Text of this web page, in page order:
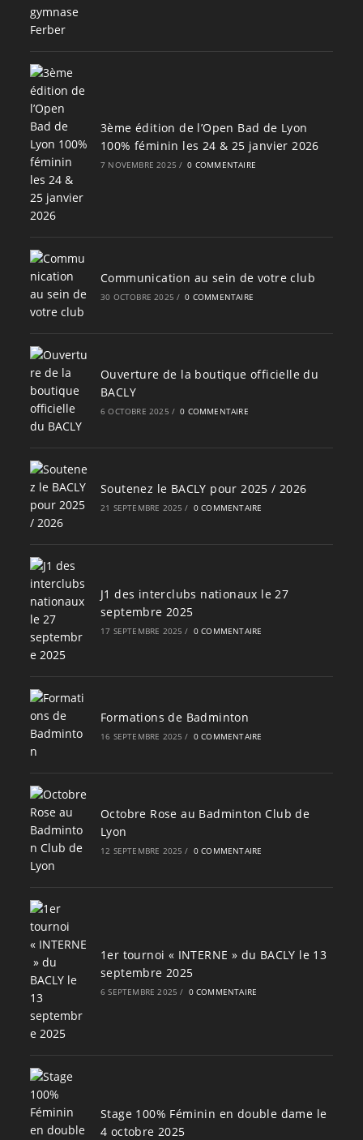
3ème édition de l’Open Bad de Lyon
100% féminin les 24 & 25 janvier 2026
7 NOVEMBRE 2025 / 0 COMMENTAIRE
Communication au sein de votre club
30 OCTOBRE 2025 / 0 COMMENTAIRE
Ouverture de la boutique officielle du
BACLY
6 OCTOBRE 2025 / 0 COMMENTAIRE
Soutenez le BACLY pour 2025 / 2026
21 SEPTEMBRE 2025 / 0 COMMENTAIRE
J1 des interclubs nationaux le 27
septembre 2025
17 SEPTEMBRE 2025 / 0 COMMENTAIRE
Formations de Badminton
16 SEPTEMBRE 2025 / 0 COMMENTAIRE
Octobre Rose au Badminton Club de
Lyon
12 SEPTEMBRE 2025 / 0 COMMENTAIRE
1er tournoi « INTERNE » du BACLY le 13
septembre 2025
6 SEPTEMBRE 2025 / 0 COMMENTAIRE
Stage 100% Féminin en double dame le
4 octobre 2025